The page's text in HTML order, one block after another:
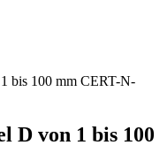
D von 1 bis 100